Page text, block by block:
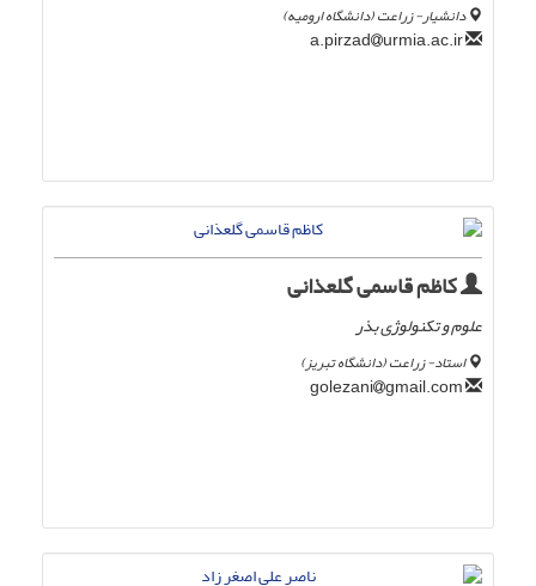
دانشیار- زراعت (دانشگاه ارومیه)
urmia.ac.ir
کاظم قاسمی گلعذانی
علوم و تکنولوژی بذر
استاد- زراعت (دانشگاه تبریز)
gmail.com